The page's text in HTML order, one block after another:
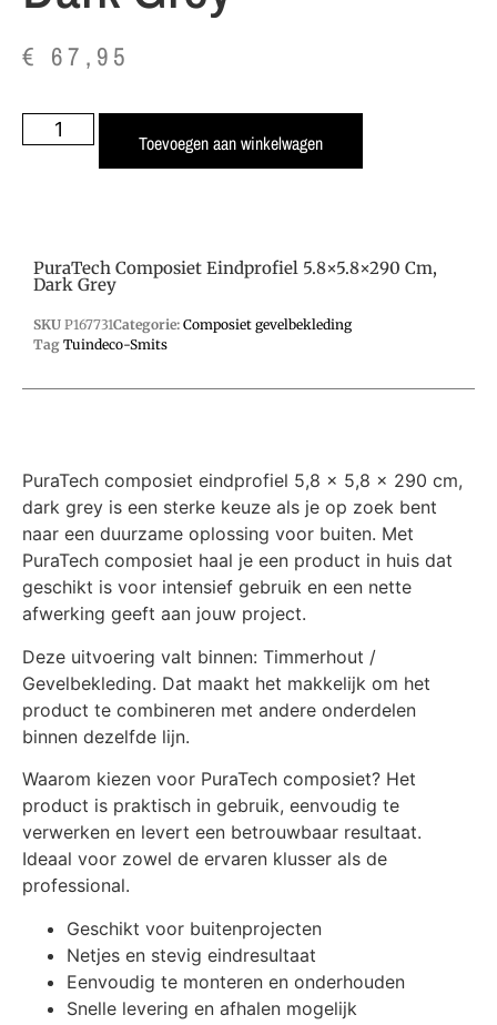
€ 67,95
Toevoegen aan winkelwagen
PuraTech Composiet Eindprofiel 5.8×5.8×290 Cm,
Dark Grey
SKU P167731Categorie: Composiet gevelbekleding
Tag Tuindeco-Smits
PuraTech composiet eindprofiel 5,8 x 5,8 x 290 cm,
dark grey is een sterke keuze als je op zoek bent
naar een duurzame oplossing voor buiten. Met
PuraTech composiet haal je een product in huis dat
geschikt is voor intensief gebruik en een nette
afwerking geeft aan jouw project.
Deze uitvoering valt binnen: Timmerhout /
Gevelbekleding. Dat maakt het makkelijk om het
product te combineren met andere onderdelen
binnen dezelfde lijn.
Waarom kiezen voor PuraTech composiet? Het
product is praktisch in gebruik, eenvoudig te
verwerken en levert een betrouwbaar resultaat.
Ideaal voor zowel de ervaren klusser als de
professional.
Geschikt voor buitenprojecten
Netjes en stevig eindresultaat
Eenvoudig te monteren en onderhouden
Snelle levering en afhalen mogelijk